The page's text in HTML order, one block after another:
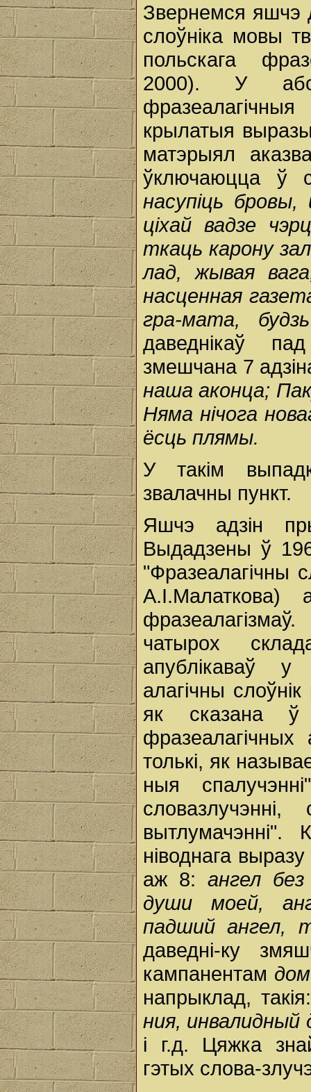
Звернемся яшчэ
слоўніка мовы
польскага
2000). У
крылатыя
матэрыял
ўключаюцца ў
насупіць бровы,
ціхай вадзе
ткаць карону
лад, жывая
насценная
гра-мата,
даведнікаў
змешчана 7
наша аконца;
Няма нічога
ёсць плямы.
У такім
звалачны пункт.
Яшчэ адзін
Выдадзены ў
"Фразеалагічны
чатырох
апублікаваў у
алагічны
як сказана
толькі, як
ныя
ніводнага
аж 8: ангел
души моей,
падший ангел,
даведні-ку
кампанентам
напрыклад,
ния,
і г.д. Цяжка
гэтых слова-